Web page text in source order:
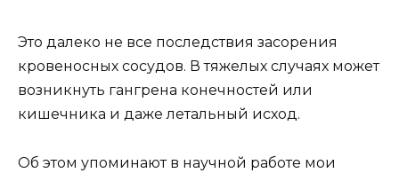
Это далеко не все последствия засорения
кровеносных сосудов. В тяжелых случаях может
возникнуть гангрена конечностей или
кишечника и даже летальный исход.
Об этом упоминают в научной работе мои